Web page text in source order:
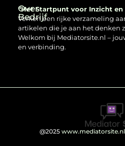
Over
Bedrijf
“Het Startpunt voor Inzicht en
Verken een rijke verzameling
artikelen die je aan het denken
Welkom bij Mediatorsite.nl –
en verbinding.
@2025 www.mediatorsite.nl